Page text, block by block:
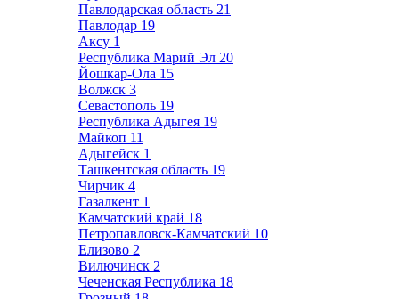
Павлодарская область 21
Павлодар 19
Аксу 1
Республика Марий Эл 20
Йошкар-Ола 15
Волжск 3
Севастополь 19
Республика Адыгея 19
Майкоп 11
Адыгейск 1
Ташкентская область 19
Чирчик 4
Газалкент 1
Камчатский край 18
Петропавловск-Камчатский 10
Елизово 2
Вилючинск 2
Чеченская Республика 18